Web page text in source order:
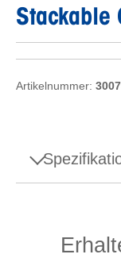
Stackable
Artikelnummer:
Gewichts-